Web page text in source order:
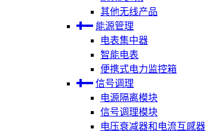
其他无线产品
能源管理
电表集中器
智能电表
便携式电力监控箱
信号调理
电源隔离模块
信号调理模块
电压衰减器和电流互感器